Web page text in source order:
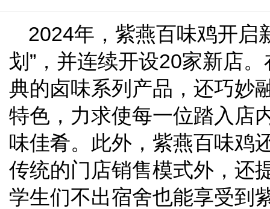
2024年，紫燕百味鸡开启
划”，并连续开设20家新店
典的卤味系列产品，还巧妙
特色，力求使每一位踏入店
味佳肴。此外，紫燕百味鸡
传统的门店销售模式外，还
学生们不出宿舍也能享受到